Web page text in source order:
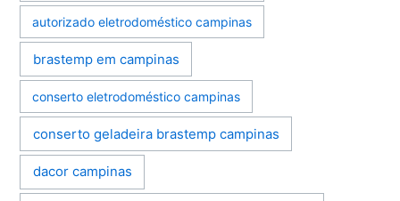
autorizado eletrodoméstico campinas
brastemp em campinas
conserto eletrodoméstico campinas
conserto geladeira brastemp campinas
dacor campinas